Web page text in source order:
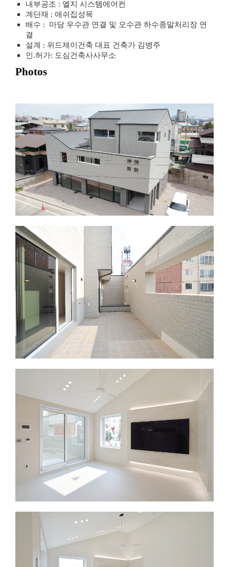
내부공조 : 엘지 시스템에어컨
계단재 : 애쉬집성목
배수 : 마당 우수관 연결 및 오수관 하수종말처리장 연
결
설계 : 위드제이건축 대표 건축가 김병주
인.허가: 도심건축사사무소
Photos